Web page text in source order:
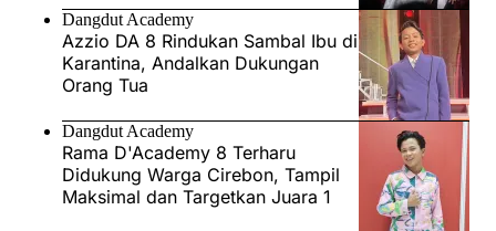
Dangdut Academy
Azzio DA 8 Rindukan Sambal Ibu di
Karantina, Andalkan Dukungan
Orang Tua
Dangdut Academy
Rama D'Academy 8 Terharu
Didukung Warga Cirebon, Tampil
Maksimal dan Targetkan Juara 1